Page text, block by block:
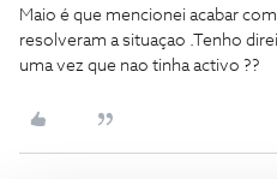
Maio é que mencionei acabar
resolveram a situaçao .Tenho
uma vez que nao tinha activo ??